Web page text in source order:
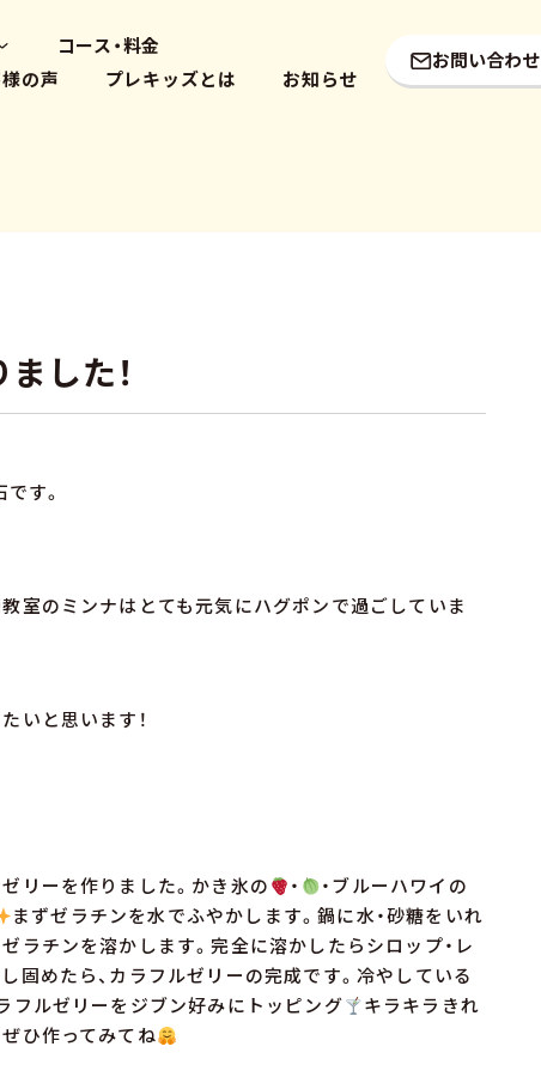
コース・料金
の声 プレキッズとは お知らせ
お問い合わせ
した！
す。
室のミンナはとても元気にハグポンで過ごしていま
いと思います！
リーを作りました。かき氷の ・
・ブルーハワイの
まずゼラチンを水でふやかします。鍋に水・砂糖をいれ
ラチンを溶かします。完全に溶かしたらシロップ・レ
固めたら、カラフルゼリーの完成です。冷やしている
フルゼリーをジブン好みにトッピング
キラキラきれ
ひ作ってみてね